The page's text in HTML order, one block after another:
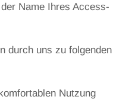
Name Ihres Access-
durch uns zu folgenden
Nutzung